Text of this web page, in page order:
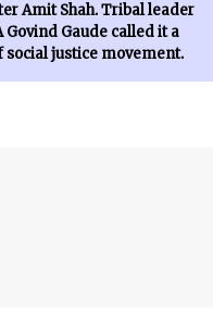
Amit Shah. Tribal leader
Govind Gaude called it a
social justice movement.